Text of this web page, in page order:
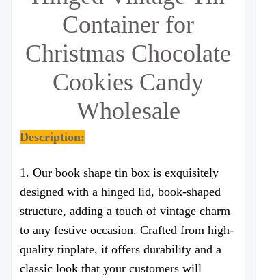
Container for
Christmas Chocolate
Cookies Candy
Wholesale
Description:
1. Our book shape tin box is exquisitely
designed with a hinged lid, book-shaped
structure, adding a touch of vintage charm
to any festive occasion. Crafted from high-
quality tinplate, it offers durability and a
classic look that your customers will